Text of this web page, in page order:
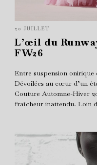
20 JUILLET
L’œil du
FW26
Entre suspension
Dévoilées au cœur d’un
Couture Automne-Hiver
fraîcheur inattendu. Loin